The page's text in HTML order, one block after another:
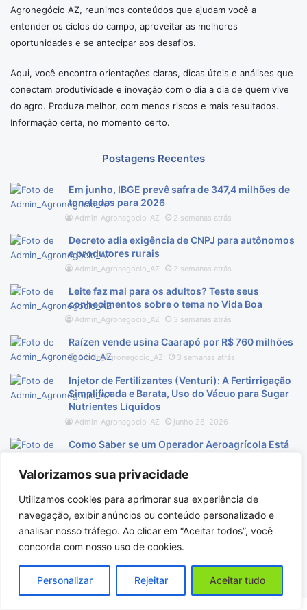
Valorizamos sua privacidade
Utilizamos cookies para aprimorar sua experiência de
navegação, exibir anúncios ou conteúdo personalizado e
analisar nosso tráfego. Ao clicar em “Aceitar todos”, você
concorda com nosso uso de cookies.
Personalizar Rejeitar Aceitar tudo
Agronegócio AZ, reunimos conteúdos que ajudam você a
entender os ciclos do campo, aproveitar as melhores
oportunidades e se antecipar aos desafios.
Aqui, você encontra orientações claras, dicas úteis e análises que
conectam produtividade e inovação com o dia a dia de quem vive
do agro. Produza melhor, com menos riscos e mais resultados.
Informação certa, no momento certo.
Postagens Recentes
Em junho, IBGE prevê safra de 347,4 milhões de
toneladas para 2026
Admin_Agronegocio_AZ 2 semanas atrás
Decreto adia exigência de CNPJ para autônomos
e produtores rurais
Admin_Agronegocio_AZ 2 semanas atrás
Leite faz mal para os adultos? Teste seus
conhecimentos sobre o tema no Vida Boa
Admin_Agronegocio_AZ 3 semanas atrás
Raízen vende usina Caarapó por R$ 760 milhões
Admin_Agronegocio_AZ 3 semanas atrás
Injetor de Fertilizantes (Venturi): A Fertirrigação
Simplificada e Barata, Uso do Vácuo para Sugar
Nutrientes Líquidos
Admin_Agronegocio_AZ junho 28, 2026
Como Saber se um Operador Aeroagrícola Está
Admin_Agronegocio_AZ junho 28, 2026
Óleo Vegetal na Dieta Equina: O Segredo da
Pelagem Brilhante do Cavalo
junho 28, 2026